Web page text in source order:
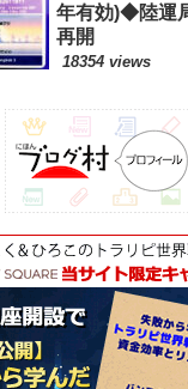
年有効)◆陸運
再開
18354 views